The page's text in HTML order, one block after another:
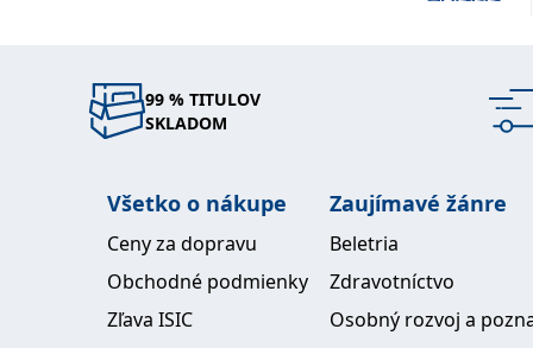
99 % TITULOV
SKLADOM
Všetko o nákupe
Ceny za dopravu
Obchodné podmienky
Zľava ISIC
Zaujímavé žánre
Beletria
Zdravotníctvo
Osobný rozvoj a